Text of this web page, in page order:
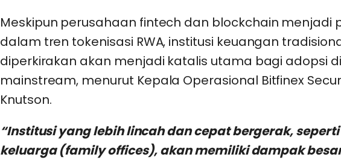
Meskipun perusahaan fintech dan blockchain menjadi
dalam tren tokenisasi RWA, institusi keuangan
diperkirakan akan menjadi katalis utama bagi adopsi
mainstream, menurut Kepala Operasional Bitfinex
Knutson.
“Institusi yang lebih lincah dan cepat bergerak,
keluarga (family offices), akan memiliki dampak